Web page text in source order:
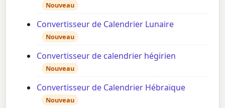
Nouveau
Convertisseur de Calendrier Lunaire
Nouveau
Convertisseur de calendrier hégirien
Nouveau
Convertisseur de Calendrier Hébraïque
Nouveau